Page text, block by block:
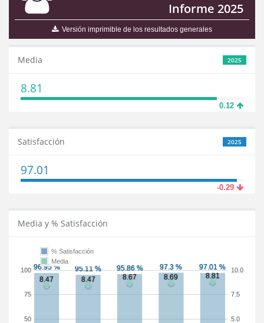
Informe 2025
Versión imprimible de los resultados generales
2025
Media
8.81
0.12
2025
Satisfacción
97.01
-0.29
Media y % Satisfacción
50
75
100
5.0
7.5
10.0
% Satisfacción
Media